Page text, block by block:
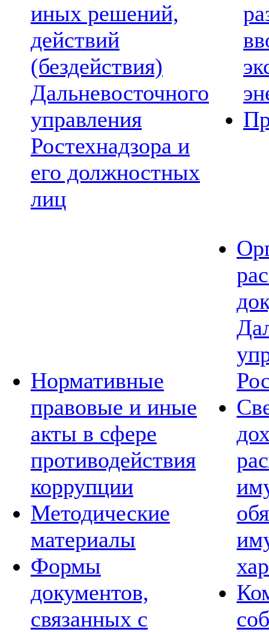
иных решений,
действий
(бездействия)
Дальневосточного
управления
Ростехнадзора и
его должностных
лиц
Нормативные
правовые и иные
акты в сфере
противодействия
коррупции
Методические
материалы
Формы
документов,
связанных с